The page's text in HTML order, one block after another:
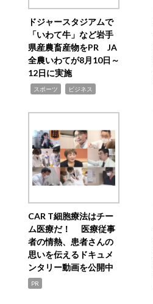
ドジャースタジアムで
「いわて牛」など岩手
県産農畜産物をPR JA
全農いわてが8月10日～
12日に実施
スポーツ ビジネス
CAR T細胞療法はチー
ム医療だ！ 医療従事
者の情熱、患者さんの
思いを伝えるドキュメ
ンタリー動画を公開中
PR